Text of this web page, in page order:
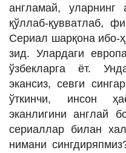
англамай, уларнинг
қўллаб-қувватлаб,
Сериал шарқона ибо-
зид. Улардаги
ўзбекларга ёт.
экансиз, севги
ўткинчи, инсон
эканлигини англай
сериаллар билан
нимани